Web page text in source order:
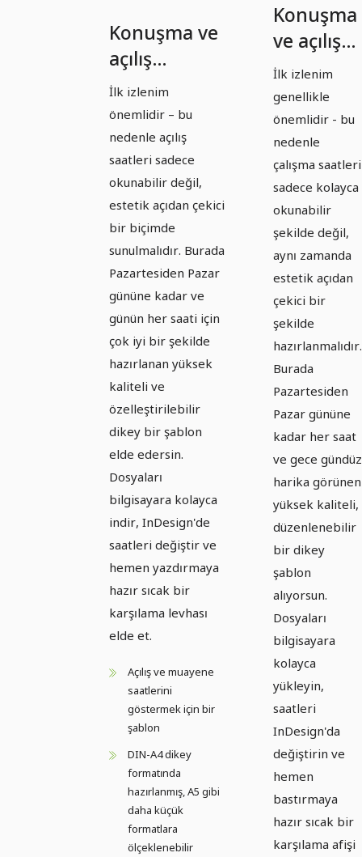
Konuşma ve
açılış
saatlerinin
asılmak için
dikey
formatında
şablonlar -
Sürüm 1
İlk izlenim
önemlidir – bu
nedenle açılış
saatleri sadece
okunabilir değil,
estetik açıdan çekici
bir biçimde
sunulmalıdır. Burada
Pazartesiden Pazar
gününe kadar ve
günün her saati için
çok iyi bir şekilde
hazırlanan yüksek
kaliteli ve
özelleştirilebilir
dikey bir şablon
elde edersin.
Dosyaları
bilgisayara kolayca
indir, InDesign'de
saatleri değiştir ve
hemen yazdırmaya
hazır sıcak bir
karşılama levhası
elde et.
Açılış ve muayene
saatlerini
göstermek için bir
şablon
DIN-A4 dikey
formatında
hazırlanmış, A5 gibi
daha küçük
formatlara
ölçeklenebilir
Konuşma
ve açılış
saatlerini
asma için
dikey
formatlı
şablonlar
- Sürüm
2.
İlk izlenim
genellikle
önemlidir - bu
nedenle
çalışma saatleri
sadece kolayca
okunabilir
şekilde değil,
aynı zamanda
estetik açıdan
çekici bir
şekilde
hazırlanmalıdır.
Burada
Pazartesiden
Pazar gününe
kadar her saat
ve gece gündüz
harika görünen
yüksek kaliteli,
düzenlenebilir
bir dikey
şablon
alıyorsun.
Dosyaları
bilgisayara
kolayca
yükleyin,
saatleri
InDesign'da
değiştirin ve
hemen
bastırmaya
hazır sıcak bir
karşılama afişi